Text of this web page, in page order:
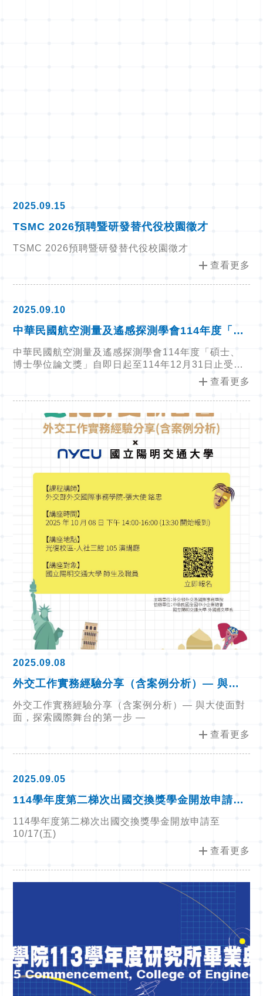
2025.09.15
TSMC 2026預聘暨研發替代役校園徵才
TSMC 2026預聘暨研發替代役校園徵才
add 查看更多
2025.09.10
中華民國航空測量及遙感探測學會114年度「碩
士、博士學位論文獎」自即日起至114年12月31
日止受理申請
中華民國航空測量及遙感探測學會114年度「碩士、
博士學位論文獎」自即日起至114年12月31日止受理
add 查看更多
2025.09.08
外交工作實務經驗分享（含案例分析）— 與大
使面對面，探索國際舞台的第一步 —
外交工作實務經驗分享（含案例分析）— 與大使面對
面，探索國際舞台的第一步 —
add 查看更多
2025.09.05
114學年度第二梯次出國交換獎學金開放申請至
10/17(五)
114學年度第二梯次出國交換獎學金開放申請至
10/17(五)
add 查看更多